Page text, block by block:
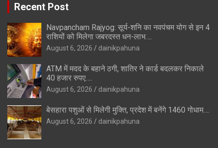
Recent Post
Navpancham Rajyog: सूर्य-शनि का नवपंचम योग से इन 4
राशियों को मिलेगा जबरदस्त धन-लाभ….
August 6, 2026 dainikpahuna
ATM में मदद के बहाने ठगी, शातिर ने कार्ड बदलकर निकाले
40 हजार रुपए….
August 6, 2026 dainikpahuna
बेसहारा पशुओं से मिलेगी मुक्ति, प्रदेश में बनेंगे 1460 गोधाम….
August 6, 2026 dainikpahuna